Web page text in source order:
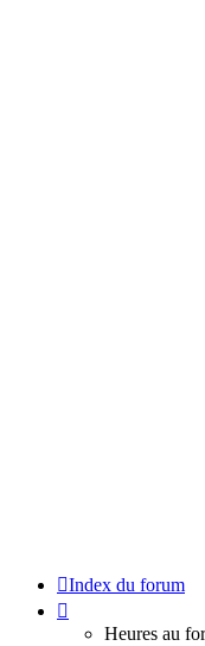
Index du forum
Heures au